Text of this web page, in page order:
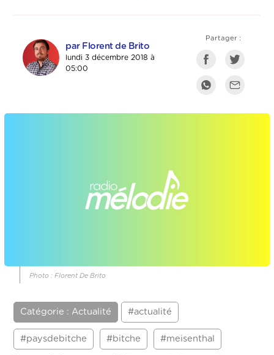
par Florent de Brito
lundi 3 décembre 2018 à
05:00
Partager :
Photo : Florent De Brito
Catégorie : Actualité #actualité
#paysdebitche #bitche #meisenthal